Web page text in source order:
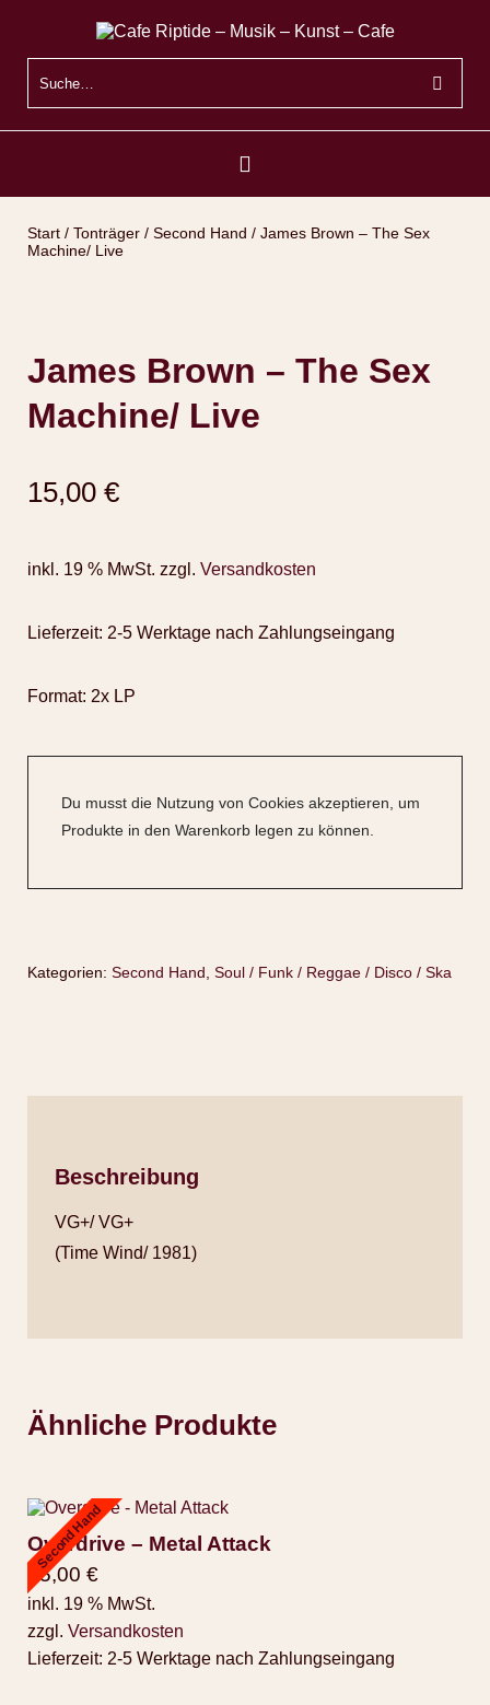
Start / Tonträger / Second Hand / James Brown – The Sex
Machine/ Live
James Brown – The Sex
Machine/ Live
15,00 €
inkl. 19 % MwSt. zzgl. Versandkosten
Lieferzeit: 2-5 Werktage nach Zahlungseingang
Format: 2x LP
Du musst die Nutzung von Cookies akzeptieren, um
Produkte in den Warenkorb legen zu können.
Kategorien: Second Hand Soul / Funk / Reggae / Disco / Ska
Beschreibung
VG+/ VG+
(Time Wind/ 1981)
Ähnliche Produkte
Second Hand
Overdrive – Metal Attack
25,00 €
inkl. 19 % MwSt.
zzgl. Versandkosten
Lieferzeit: 2-5 Werktage nach Zahlungseingang